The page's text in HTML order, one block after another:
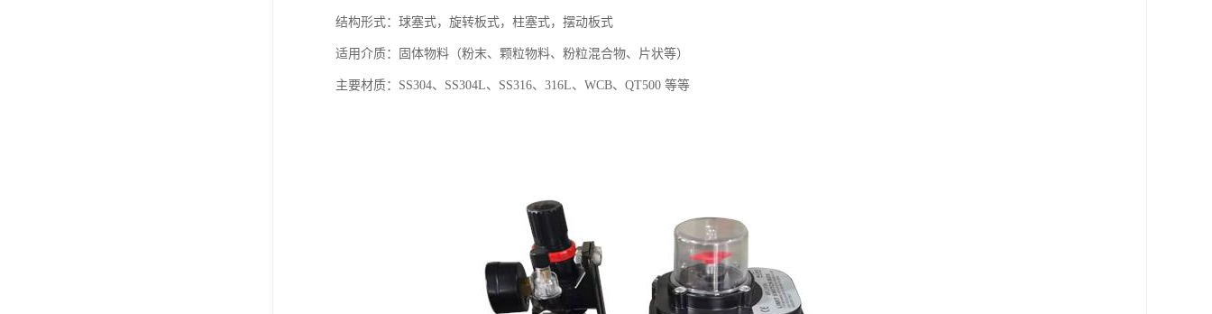
结构形式：球塞式，旋转板式，柱塞式，摆动板式
适用介质：固体物料（粉末、颗粒物料、粉粒混合物、片状等）
主要材质：SS304、SS304L、SS316、316L、WCB、QT500 等等